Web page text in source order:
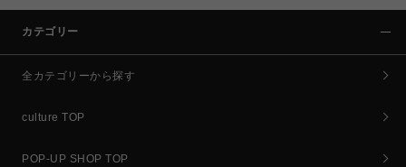
カテゴリー
全カテゴリーから探す
culture TOP
POP-UP SHOP TOP